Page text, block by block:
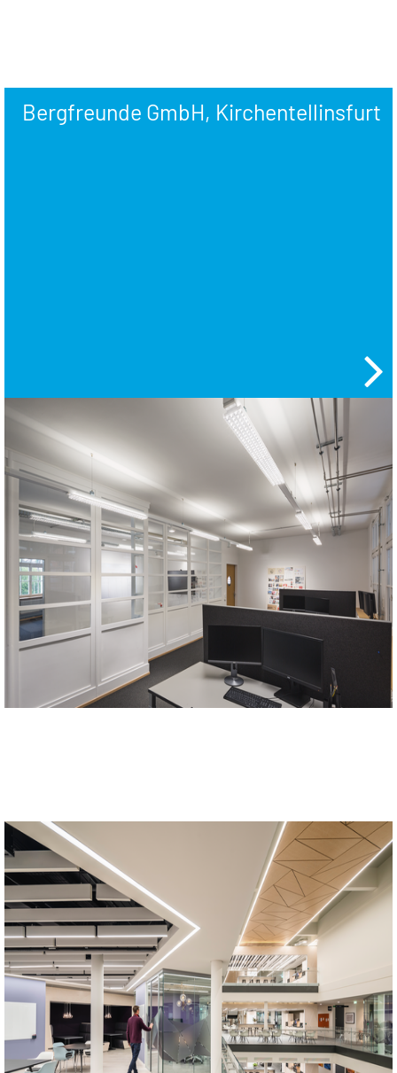
Bergfreunde GmbH, Kirchentellinsfurt